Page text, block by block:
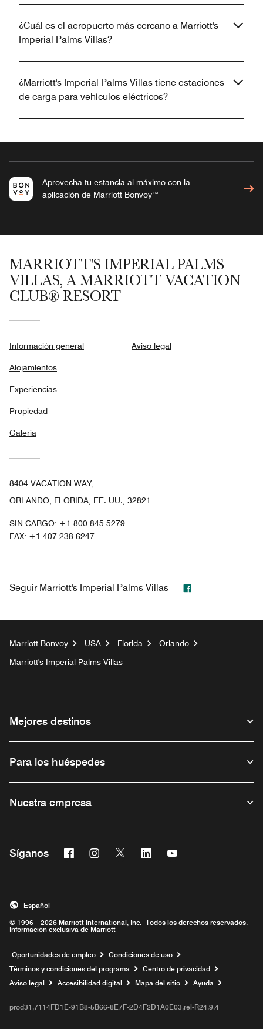
¿Cuál es el aeropuerto más cercano a Marriott's
Imperial Palms Villas?
¿Marriott's Imperial Palms Villas tiene estaciones
de carga para vehículos eléctricos?
Aprovecha tu estancia al máximo con la
aplicación de Marriott Bonvoy™
MARRIOTT'S IMPERIAL PALMS
VILLAS, A MARRIOTT VACATION
CLUB® RESORT
Información general
Alojamientos
Experiencias
Propiedad
Galería
Aviso legal
8404 VACATION WAY,
ORLANDO, FLORIDA, EE. UU., 32821
SIN CARGO: +1-800-845-5279
FAX: +1 407-238-6247
Seguir Marriott's Imperial Palms Villas
Marriott Bonvoy USA Florida
Orlando
Marriott's Imperial Palms Villas
Mejores destinos
Para los huéspedes
Nuestra empresa
Síganos Facebook
Abre una ventana nueva
Instagram
Abre una ventana nueva
Twitter
Abre una ventana nueva
Linkedin
Abre una ventana nueva
Abre una ventana
© 1996 – 2026 Marriott International, Inc. Todos los derechos reservados.
Información exclusiva de Marriott
Español
Oportunidades de empleo Abre una ventana nueva
Condiciones de uso
Términos y condiciones del programa
Centro de privacidad
Aviso legal
Accesibilidad digital Mapa del sitio Ayuda
prod31,7114FD1E-91B8-5B66-8E7F-2D4F2D1A0E03,rel-R24.9.4